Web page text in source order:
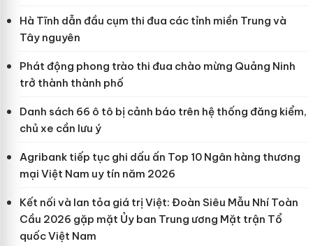
Hà Tĩnh dẫn đầu cụm thi đua các tỉnh miền Trung và
Tây nguyên
Phát động phong trào thi đua chào mừng Quảng Ninh
trở thành thành phố
Danh sách 66 ô tô bị cảnh báo trên hệ thống đăng kiểm,
chủ xe cần lưu ý
Agribank tiếp tục ghi dấu ấn Top 10 Ngân hàng thương
mại Việt Nam uy tín năm 2026
Kết nối và lan tỏa giá trị Việt: Đoàn Siêu Mẫu Nhí Toàn
Cầu 2026 gặp mặt Ủy ban Trung ương Mặt trận Tổ
quốc Việt Nam